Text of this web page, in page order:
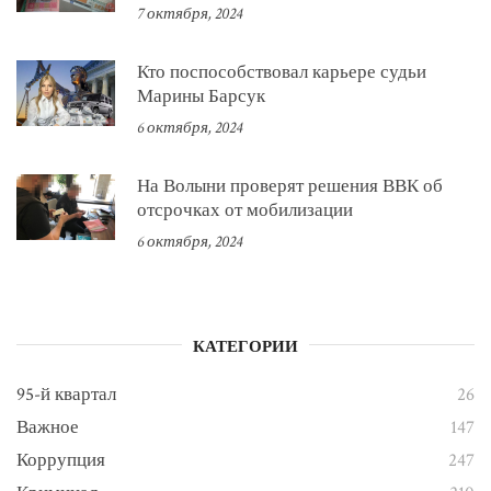
7 октября, 2024
Кто поспособствовал карьере судьи
Марины Барсук
6 октября, 2024
На Волыни проверят решения ВВК об
отсрочках от мобилизации
6 октября, 2024
КАТЕГОРИИ
95-й квартал
26
Важное
147
Коррупция
247